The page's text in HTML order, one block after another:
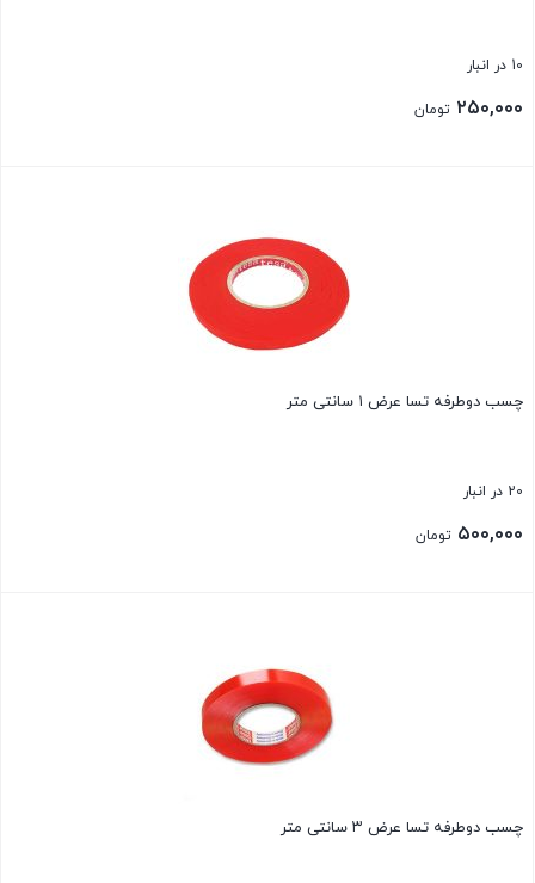
10 در انبار
۲۵۰,۰۰۰ تومان
چسب دوطرفه تسا عرض ۱ سانتی متر
20 در انبار
۵۰۰,۰۰۰ تومان
چسب دوطرفه تسا عرض ۳ سانتی متر